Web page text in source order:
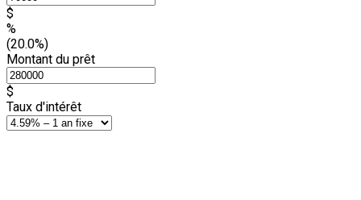
$
%
(20.0%)
Montant du prêt
$
Taux d'intérêt